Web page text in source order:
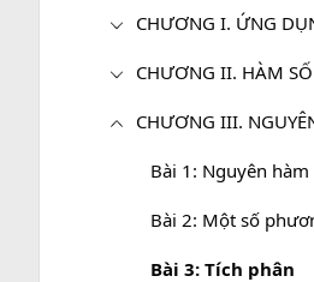
Bài 1: Nguyên hàm
Bài 3: Tích phân